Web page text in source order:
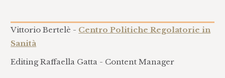
Vittorio Bertelè - Centro Politiche Regolatorie in
Sanità
Editing Raffaella Gatta - Content Manager